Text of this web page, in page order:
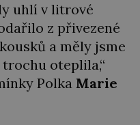
uhlí v litrové
z přivezené
a měly jsme
oteplila,“
Polka Marie